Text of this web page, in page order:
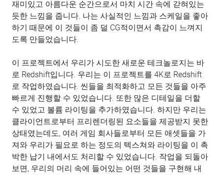
재미있고 아름다운 순간으로서 마치 시간 속에 갇혀있는
듯한 느낌을 줍니다. 나는 사실적인 느낌과 스케일을 좋아
하기 때문에 이 것들이 좀 덜 CG적이면서 촉감이 느껴지
도록 만들었습니다.
이 프로젝트에서 우리가 시도한 새로운 테크놀로지는 바
로 Redshift입니다. 우리는 이 프로젝트를 4K로 Redshift
로 작업하였습니다. 씬들을 최적화하고 모든 것들을 아주
빠르게 진행할 수 있었습니다. 또한 많은 디테일을 더할
수 있었고 볼륨 라이팅을 추가하였습니다. 하지만 우리는
클라이언트로부터 프리렌더링된 요소들을 제공받지 못한
상태였는데도, 여러 게임 회사들로부터 모든 애셋들을 가
져와 우리가 필요로 하는 정도의 텍스쳐와 라이팅을 이 촉
박한 납기 내에서도 처리할 수 있었습니다. 작업을 되돌아
보면, 우리의 머리 속에 들어있는 어떤 것들을 구현해 내